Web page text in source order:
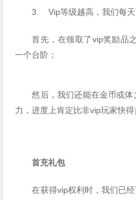
3. Vip等级越高，我们每天
首先，在领取了vip奖励品
一个台阶；
然后，我们还能在金币或
力，进度上肯定比非vip玩家快得
首充礼包
在获得vip权利时，我们已